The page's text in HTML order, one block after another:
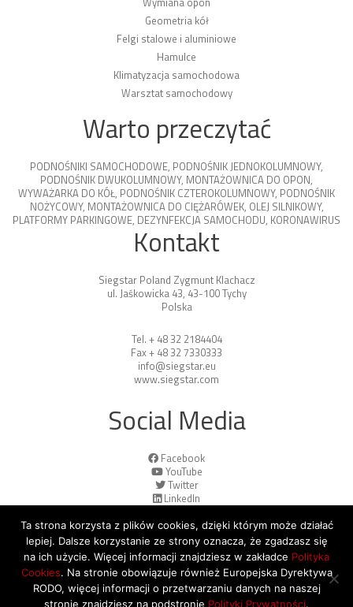
Geometria kół
Felgi stalowe i aluminiowe
Hamulce
Klimatyzacja samochodowa
Warsztat samochodowy
Warto przeczytać
PODNOŚNIKI SAMOCHODOWE, PODNOŚNIK JEDNOKOLUMNOWY,
PODNOŚNIK DWUKOLUMNOWY, MONTAŻOWNICA DO OPON,
WYWAŻARKA DO KÓŁ, PODNOŚNIK CZTEROKOLUMNOWY, PODNOŚNIK
NOŻYCOWY, MONTAŻOWNICA DO CIĘŻARÓWEK, OLEJ SILNIKOWY,
PLATFORMY PARKINGOWE, DEZYNFEKCJA SAMOCHODU, KORONAWIRUS
Kontakt
Siegstar Poland Zygmunt Klachacz
ul. Jaśkowicka 43, 43-100 Tychy
Polska
Tel. + 48 32 2184404
Fax + 48 32 7330333
info@siegstar.eu
www.siegstar.com
Social Media
Facebook
YouTube
Twitter
LinkedIn
© 2026 Copyright by SiegStar. All rights
reserved
Regulamin Shipping
Ta strona korzysta z plików cookies, dzięki którym może działać
lepiej. Dalsze korzystanie ze strony oznacza, że zgadzasz się
na ich użycie. Więcej informacji znajdziesz w zakładce Polityka
Cookies. Na stronie obowiązuje również Europejska Dyrektywa
RODO, więcej informacji o przetwarzaniu danych na naszej
stronie znajdziesz na podstronie Polityki Prywatności.